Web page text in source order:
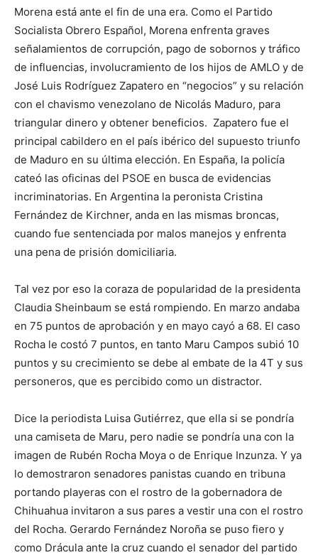
Morena está ante el fin de una era. Como el Partido
Socialista Obrero Español, Morena enfrenta graves
señalamientos de corrupción, pago de sobornos y tráfico
de influencias, involucramiento de los hijos de AMLO y de
José Luis Rodríguez Zapatero en “negocios” y su relación
con el chavismo venezolano de Nicolás Maduro, para
triangular dinero y obtener beneficios. Zapatero fue el
principal cabildero en el país ibérico del supuesto triunfo
de Maduro en su última elección. En España, la policía
cateó las oficinas del PSOE en busca de evidencias
incriminatorias. En Argentina la peronista Cristina
Fernández de Kirchner, anda en las mismas broncas,
cuando fue sentenciada por malos manejos y enfrenta
una pena de prisión domiciliaria.
Tal vez por eso la coraza de popularidad de la presidenta
Claudia Sheinbaum se está rompiendo. En marzo andaba
en 75 puntos de aprobación y en mayo cayó a 68. El caso
Rocha le costó 7 puntos, en tanto Maru Campos subió 10
puntos y su crecimiento se debe al embate de la 4T y sus
personeros, que es percibido como un distractor.
Dice la periodista Luisa Gutiérrez, que ella si se pondría
una camiseta de Maru, pero nadie se pondría una con la
imagen de Rubén Rocha Moya o de Enrique Inzunza. Y ya
lo demostraron senadores panistas cuando en tribuna
portando playeras con el rostro de la gobernadora de
Chihuahua invitaron a sus pares a vestir una con el rostro
del Rocha. Gerardo Fernández Noroña se puso fiero y
como Drácula ante la cruz cuando el senador del partido